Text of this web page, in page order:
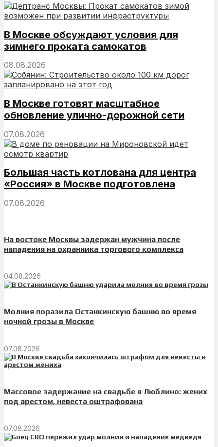
В Москве обсуждают условия для
зимнего проката самокатов
08.08.2026
В Москве готовят масштабное
обновление улично-дорожной сети
07.08.2026
Большая часть котлована для центра
«Россия» в Москве подготовлена
07.08.2026
На востоке Москвы задержан мужчина после
нападения на охранника торгового комплекса
04.08.2026
Молния поразила Останкинскую башню во время
ночной грозы в Москве
07.08.2026
Массовое задержание на свадьбе в Люблино: жених
под арестом, невеста оштрафована
07.08.2026